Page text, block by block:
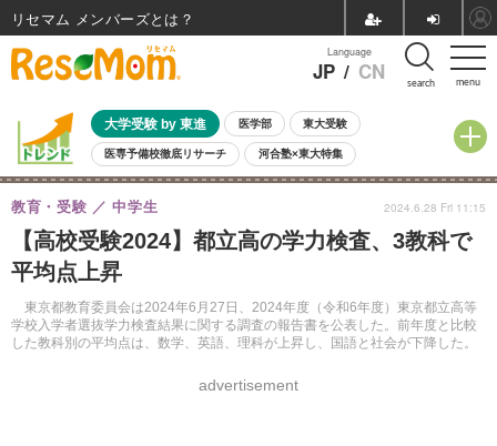
menu
Language
JP / CN search
大学受験 by 東進 医学部 東大受験
医専予備校徹底リサーチ 河合塾×東大特集
親子で考える大学選び 高校受験 中学受験 小学校受験
共通テスト 夏休み
8月開催イベント・WS 全国公立高校 過去問 人気記事
自由研究教材（小学生向け）
【高校受験2024】都立高の学力検査、3教科で
平均点上昇
東京都教育委員会は2024年6月27日、2024年度（令和6年度）東京都立高等
学校入学者選抜学力検査結果に関する調査の報告書を公表した。前年度と比較
した教科別の平均点は、数学、英語、理科が上昇し、国語と社会が下降した。
教育・受験 中学生
advertisement
2024.6.28 Fri 11:15
リセマム メンバーズ